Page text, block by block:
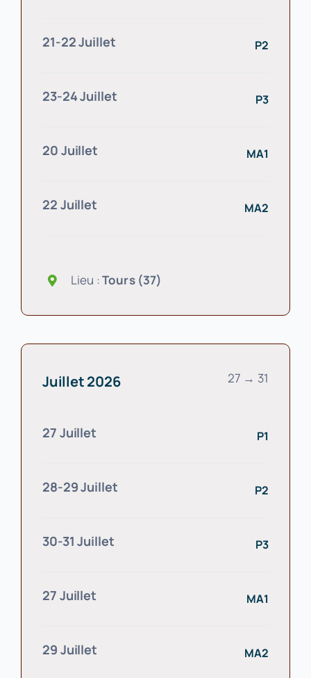
21-22 Juillet P2
23-24 Juillet P3
20 Juillet MA1
22 Juillet MA2
Lieu :Tours (37)
Juillet 2026 27 → 31
27 Juillet P1
28-29 Juillet P2
30-31 Juillet P3
27 Juillet MA1
29 Juillet MA2